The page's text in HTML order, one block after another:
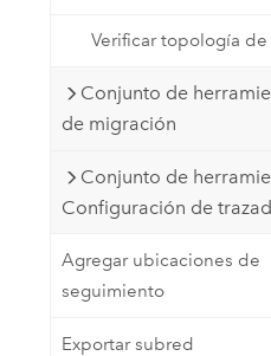
Verificar topología de
Conjunto de
de migración
Conjunto de
Configuración de
Agregar ubicaciones de
seguimiento
Exportar subred